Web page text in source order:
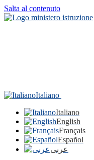
Salta al contenuto
Italiano
Italiano
English
Français
Español
عربى